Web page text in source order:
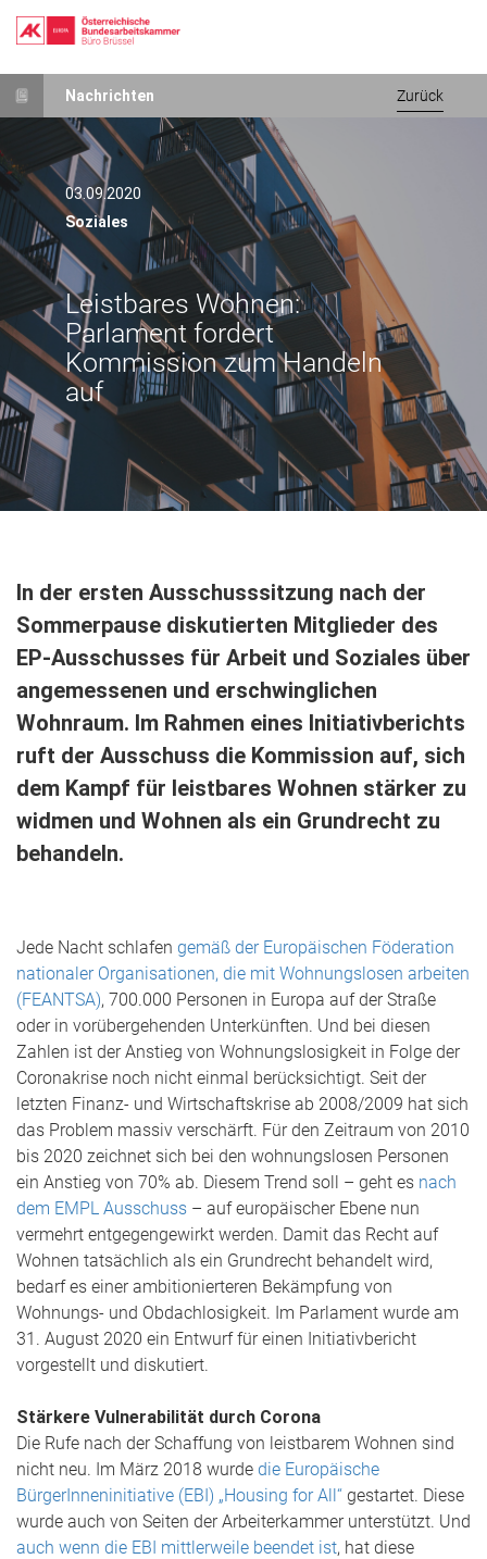
Direkt
zum
Nachrichten Zurück
03.09.2020
Soziales
Leistbares Wohnen:
Parlament fordert
Kommission zum Handeln
auf
In der ersten Ausschusssitzung nach der
Sommerpause diskutierten Mitglieder des
EP-Ausschusses für Arbeit und Soziales über
angemessenen und erschwinglichen
Wohnraum. Im Rahmen eines Initiativberichts
ruft der Ausschuss die Kommission auf, sich
dem Kampf für leistbares Wohnen stärker zu
widmen und Wohnen als ein Grundrecht zu
behandeln.
Jede Nacht schlafen gemäß der Europäischen Föderation
nationaler Organisationen, die mit Wohnungslosen arbeiten
(FEANTSA), 700.000 Personen in Europa auf der Straße
oder in vorübergehenden Unterkünften. Und bei diesen
Zahlen ist der Anstieg von Wohnungslosigkeit in Folge der
Coronakrise noch nicht einmal berücksichtigt. Seit der
letzten Finanz- und Wirtschaftskrise ab 2008/2009 hat sich
das Problem massiv verschärft. Für den Zeitraum von 2010
bis 2020 zeichnet sich bei den wohnungslosen Personen
ein Anstieg von 70% ab. Diesem Trend soll – geht es nach
dem EMPL Ausschuss – auf europäischer Ebene nun
vermehrt entgegengewirkt werden. Damit das Recht auf
Wohnen tatsächlich als ein Grundrecht behandelt wird,
bedarf es einer ambitionierteren Bekämpfung von
Wohnungs- und Obdachlosigkeit. Im Parlament wurde am
31. August 2020 ein Entwurf für einen Initiativbericht
vorgestellt und diskutiert.
Stärkere Vulnerabilität durch Corona
Die Rufe nach der Schaffung von leistbarem Wohnen sind
nicht neu. Im März 2018 wurde die Europäische
BürgerInneninitiative (EBI) „Housing for All“ gestartet. Diese
wurde auch von Seiten der Arbeiterkammer unterstützt. Und
auch wenn die EBI mittlerweile beendet ist, hat diese